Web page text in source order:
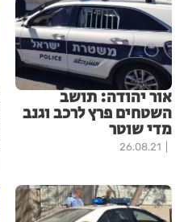
אור יהודה: תושב
השטחים פרץ לרכב וגנב
מדי שוטר
26.08.21